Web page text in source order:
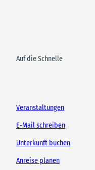
Auf die Schnelle
Veranstaltungen
E-Mail schreiben
Unterkunft buchen
Anreise planen